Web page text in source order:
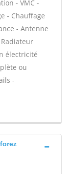
- VMC -
- Chauffage
- Antenne
électricité
ou
-